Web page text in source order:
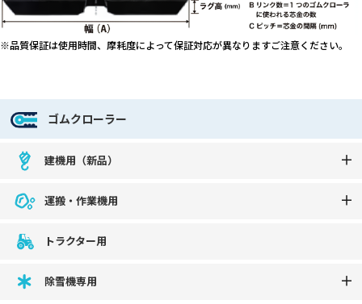
※品質保証は使用時間、摩耗度によって保証対応が異なりますご注意ください。
ゴムクローラー
建機用（新品）
運搬・作業機用
トラクター用
除雪機専用